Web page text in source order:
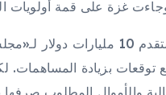
بزيادة المساهمات.